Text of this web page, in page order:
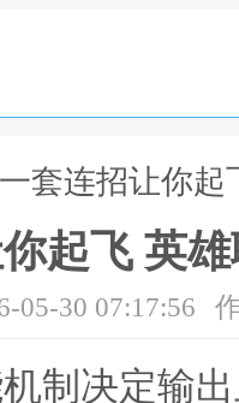
套连招让你
起飞 英
05-30 07:17:56
制决定输